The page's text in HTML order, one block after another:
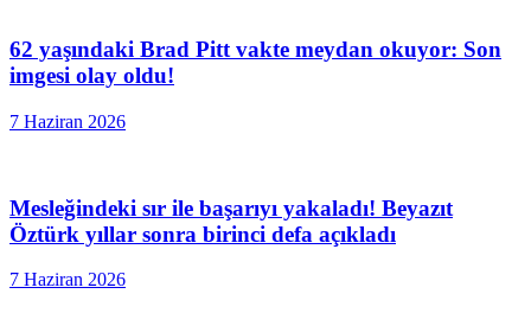
62 yaşındaki Brad Pitt vakte meydan okuyor: Son
imgesi olay oldu!
7 Haziran 2026
Mesleğindeki sır ile başarıyı yakaladı! Beyazıt
Öztürk yıllar sonra birinci defa açıkladı
7 Haziran 2026